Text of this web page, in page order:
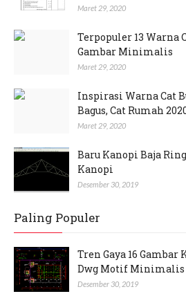
Maret 29, 2020
Terpopuler 13 Warna
Gambar Minimalis
Maret 29, 2020
Inspirasi Warna Cat
Bagus, Cat Rumah
Maret 29, 2020
Baru Kanopi Baja
Kanopi
Desember 30, 2019
Paling Populer
Tren Gaya 16 Gambar
Dwg Motif Minimalis
Desember 30, 2019